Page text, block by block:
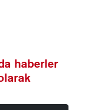
haberler